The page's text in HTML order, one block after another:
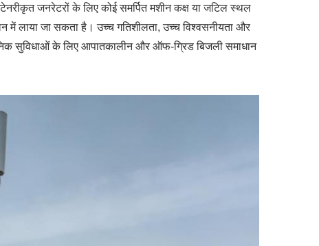
जनरेटरों के लिए कोई समर्पित मशीन कक्ष या जटिल स्थल
में लाया जा सकता है। उच्च गतिशीलता, उच्च विश्वसनीयता और
सुविधाओं के लिए आपातकालीन और ऑफ-ग्रिड बिजली समाधान